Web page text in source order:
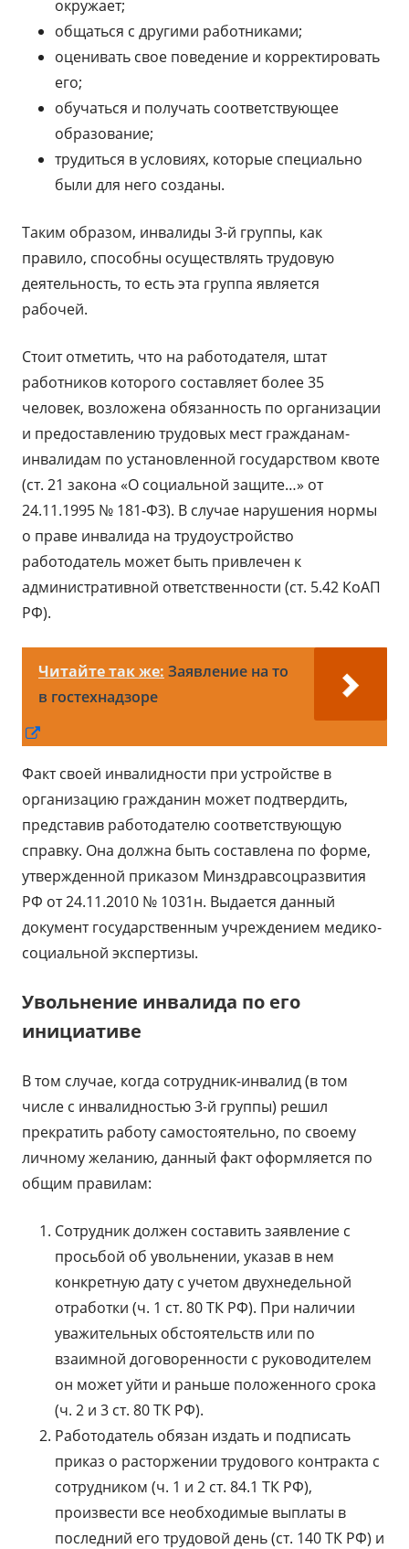
окружает;
общаться с другими работниками;
оценивать свое поведение и корректировать
его;
обучаться и получать соответствующее
образование;
трудиться в условиях, которые специально
были для него созданы.
Таким образом, инвалиды 3-й группы, как
правило, способны осуществлять трудовую
деятельность, то есть эта группа является
рабочей.
Стоит отметить, что на работодателя, штат
работников которого составляет более 35
человек, возложена обязанность по организации
и предоставлению трудовых мест гражданам-
инвалидам по установленной государством квоте
(ст. 21 закона «О социальной защите…» от
24.11.1995 № 181-ФЗ). В случае нарушения нормы
о праве инвалида на трудоустройство
работодатель может быть привлечен к
административной ответственности (ст. 5.42 КоАП
РФ).
Читайте так же: Заявление на то
в гостехнадзоре
новом
окне
Факт своей инвалидности при устройстве в
организацию гражданин может подтвердить,
представив работодателю соответствующую
справку. Она должна быть составлена по форме,
утвержденной приказом Минздравсоцразвития
РФ от 24.11.2010 № 1031н. Выдается данный
документ государственным учреждением медико-
социальной экспертизы.
Увольнение инвалида по его
инициативе
В том случае, когда сотрудник-инвалид (в том
числе с инвалидностью 3-й группы) решил
прекратить работу самостоятельно, по своему
личному желанию, данный факт оформляется по
общим правилам:
Сотрудник должен составить заявление с
просьбой об увольнении, указав в нем
конкретную дату с учетом двухнедельной
отработки (ч. 1 ст. 80 ТК РФ). При наличии
уважительных обстоятельств или по
взаимной договоренности с руководителем
он может уйти и раньше положенного срока
(ч. 2 и 3 ст. 80 ТК РФ).
Работодатель обязан издать и подписать
приказ о расторжении трудового контракта с
сотрудником (ч. 1 и 2 ст. 84.1 ТК РФ),
произвести все необходимые выплаты в
последний его трудовой день (ст. 140 ТК РФ) и